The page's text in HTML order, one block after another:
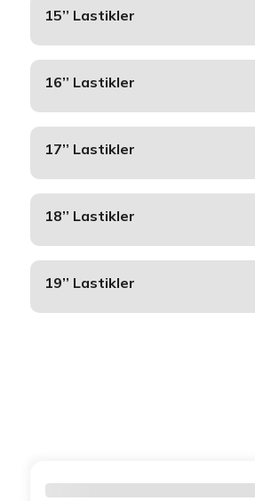
15’’ Lastikler
16’’ Lastikler
17’’ Lastikler
18’’ Lastikler
19’’ Lastikler